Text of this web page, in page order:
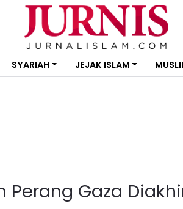
SYARIAH JEJAK ISLAM
Perang Gaza